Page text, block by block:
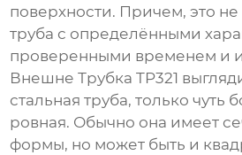
поверхности. Причем, это не
труба с определёнными
проверенными временем и
ВнешнеТрубка TP321
стальная труба, только чуть
ровная. Обычно она имеет
формы, но может быть и